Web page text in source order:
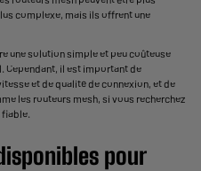
complexe, mais ils offrent une
une solution simple et peu coûteuse
Cependant, il est important de
et de qualité de connexion, et de
les routeurs mesh, si vous recherchez
fiable.
pour